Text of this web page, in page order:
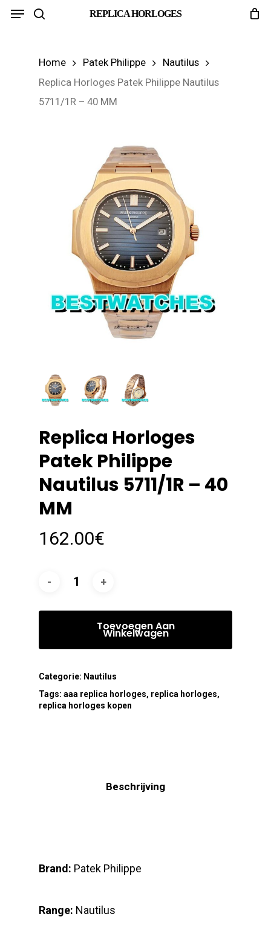
Skip
REPLICA HORLOGES
Menu
Home Patek Philippe
Nautilus
Replica Horloges Patek Philippe Nautilus
5711/1R – 40 MM
Replica Horloges
Patek Philippe
Nautilus 5711/1R – 40
MM
162.00€
Toevoegen Aan
Winkelwagen
Categorie: Nautilus
Tags: aaa replica horloges, replica horloges,
replica horloges kopen
Beschrijving
Brand: Patek Philippe
Range: Nautilus